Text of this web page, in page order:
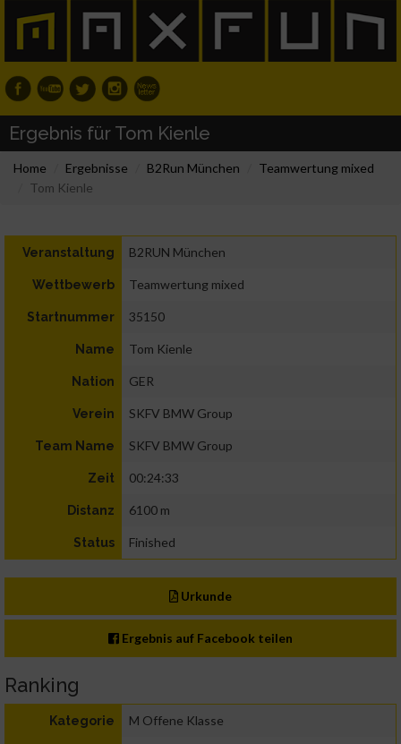
Ergebnis für Tom Kienle
Home Ergebnisse B2Run München
Teamwertung mixed
Tom Kienle
Veranstaltung B2RUN München
Wettbewerb Teamwertung mixed
Startnummer 35150
Name Tom Kienle
Nation GER
Verein SKFV BMW Group
Team Name SKFV BMW Group
Zeit 00:24:33
Distanz 6100 m
Status Finished
Urkunde
Ergebnis auf Facebook teilen
Ranking
Kategorie M Offene Klasse